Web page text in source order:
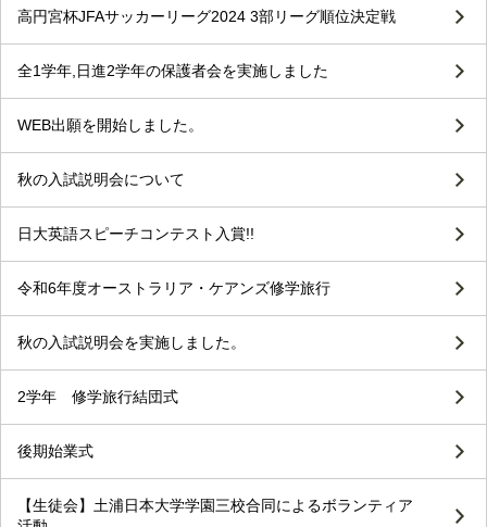
高円宮杯JFAサッカーリーグ2024 3部リーグ順位決定戦
全1学年,日進2学年の保護者会を実施しました
WEB出願を開始しました。
秋の入試説明会について
日大英語スピーチコンテスト入賞!!
令和6年度オーストラリア・ケアンズ修学旅行
秋の入試説明会を実施しました。
2学年 修学旅行結団式
後期始業式
【生徒会】土浦日本大学学園三校合同によるボランティア